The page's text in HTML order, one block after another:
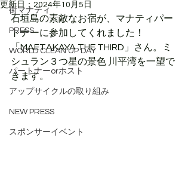
街マナティ
PRESS
WORLD CLEAN UP DAY
パートナーorホスト
アップサイクルの取り組み
NEW PRESS
スポンサーイベント
更新日： 2024年10月5日
石垣島の素敵なお宿が、マナティパー
トナーに参加してくれました！
「MAETAKAYA THE THIRD」さん。ミ
シュラン３つ星の景色 川平湾を一望で
きます。